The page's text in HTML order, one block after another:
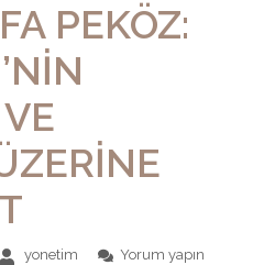
PEKÖZ:
yonetim
Yorum yapın